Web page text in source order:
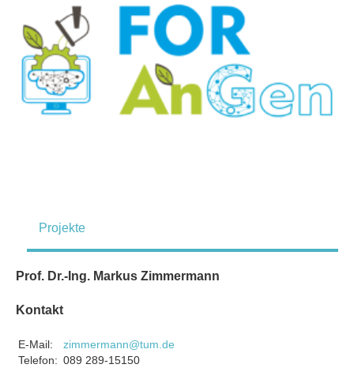
Projekte
Prof. Dr.-Ing. Markus Zimmermann
Kontakt
E-Mail:
zimmermann@tum.de
Telefon: 089 289-15150